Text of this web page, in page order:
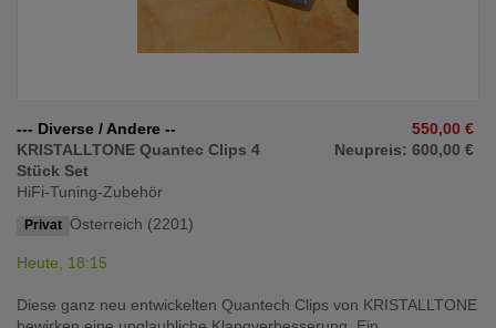
--- Diverse / Andere --
KRISTALLTONE Quantec Clips 4
Stück Set
HiFi-Tuning-Zubehör
Privat Österreich (2201)
550,00 €
Neupreis: 600,00 €
Heute, 18:15
Diese ganz neu entwickelten Quantech Clips von KRISTALLTONE